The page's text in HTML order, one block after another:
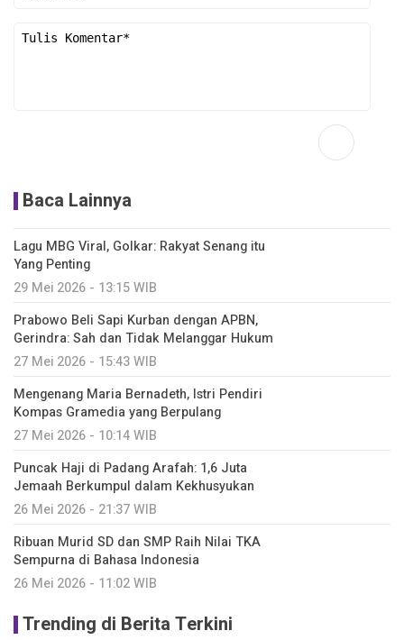
Baca Lainnya
Lagu MBG Viral, Golkar: Rakyat Senang itu
Yang Penting
29 Mei 2026 - 13:15 WIB
Prabowo Beli Sapi Kurban dengan APBN,
Gerindra: Sah dan Tidak Melanggar Hukum
27 Mei 2026 - 15:43 WIB
Mengenang Maria Bernadeth, Istri Pendiri
Kompas Gramedia yang Berpulang
27 Mei 2026 - 10:14 WIB
Puncak Haji di Padang Arafah: 1,6 Juta
Jemaah Berkumpul dalam Kekhusyukan
26 Mei 2026 - 21:37 WIB
Ribuan Murid SD dan SMP Raih Nilai TKA
Sempurna di Bahasa Indonesia
26 Mei 2026 - 11:02 WIB
Trending di Berita Terkini